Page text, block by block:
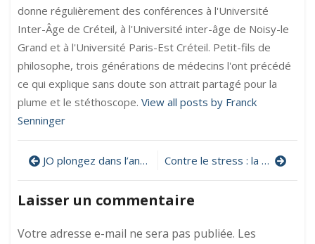
donne régulièrement des conférences à l'Université
Inter-Âge de Créteil, à l'Université inter-âge de Noisy-le
Grand et à l'Université Paris-Est Créteil. Petit-fils de
philosophe, trois générations de médecins l'ont précédé
ce qui explique sans doute son attrait partagé pour la
plume et le stéthoscope. View all posts by Franck
Senninger
Navigation
de
l’article
JO plongez dans l’antiquité de ces Jeux et dans les mythes grecs Contre le stress : la magie de l’instant
Laisser un commentaire
Votre adresse e-mail ne sera pas publiée. Les